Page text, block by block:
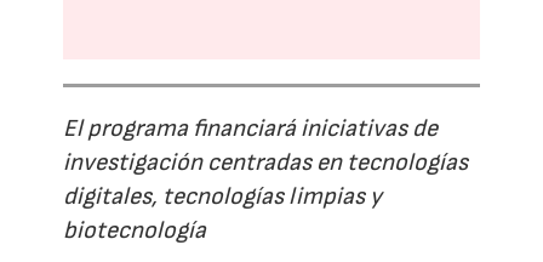
El programa financiará iniciativas de
investigación centradas en tecnologías
digitales, tecnologías limpias y
biotecnología